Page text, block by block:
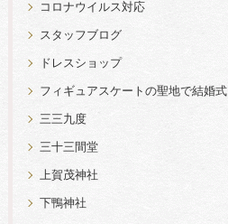
コロナウイルス対応
スタッフブログ
ドレスショップ
フィギュアスケートの聖地で結婚式
三三九度
三十三間堂
上賀茂神社
下鴨神社